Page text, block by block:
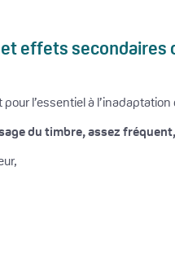
effets secondaires
l’essentiel à
du timbre, assez